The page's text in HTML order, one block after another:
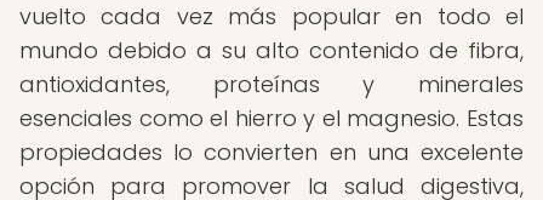
vuelto cada vez más popular en todo el
mundo debido a su alto contenido de fibra,
antioxidantes, proteínas y minerales
esenciales como el hierro y el magnesio. Estas
propiedades lo convierten en una excelente
opción para promover la salud digestiva,